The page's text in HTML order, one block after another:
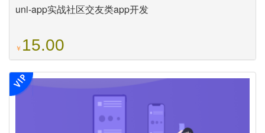
uni-app实战社区交友类app开发
￥ 15.00